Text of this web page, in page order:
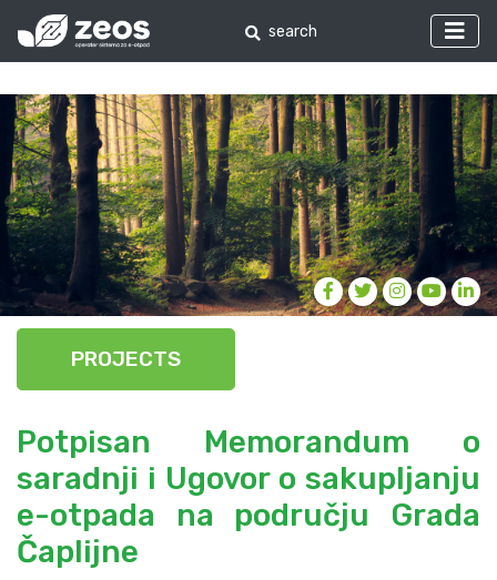
PROJECTS
Potpisan Memorandum o
saradnji i Ugovor o sakupljanju
e-otpada na području Grada
Čaplijne